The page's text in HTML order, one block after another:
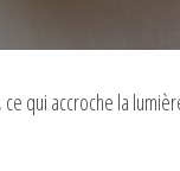
qui accroche la